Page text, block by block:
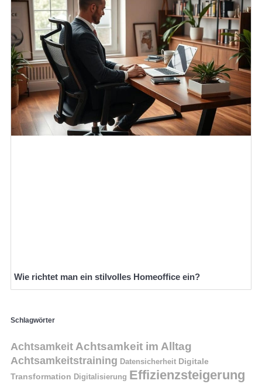
Wie richtet man ein stilvolles Homeoffice ein?
Schlagwörter
Achtsamkeit Achtsamkeit im Alltag
Achtsamkeitstraining Datensicherheit Digitale
Transformation Digitalisierung Effizienzsteigerung